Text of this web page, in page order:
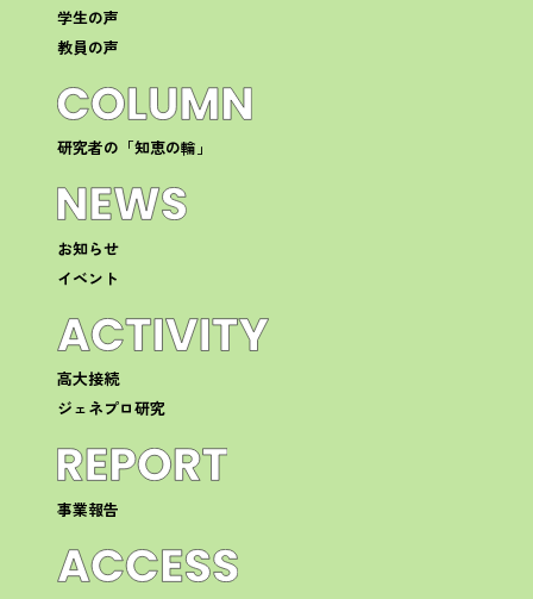
学生の声
教員の声
研究者の「知恵の輪」
お知らせ
イベント
高大接続
ジェネプロ研究
事業報告